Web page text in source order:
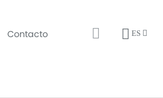
Contacto ES